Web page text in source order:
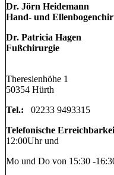
Dr. Jörn Heidemann
Hand- und
Dr. Patricia Hagen
Fußchirurgie
Theresienhöhe 1
50354 Hürth
Tel.: 02233
Telefonische
12:00Uhr
Mo und Do von 15:30 -